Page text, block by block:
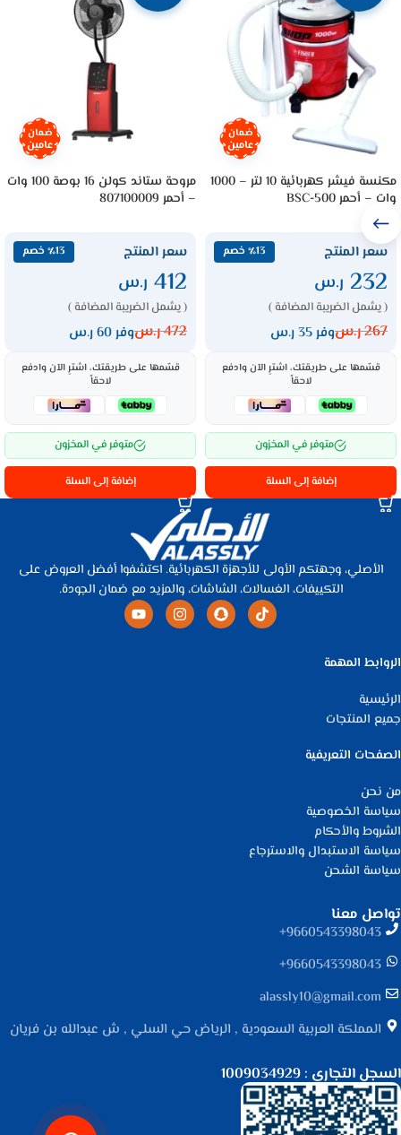
ضمان
عامين
مكنسة فيشر كهربائية 10 لتر – 1000
وات – أحمر BSC-500
سعر المنتج ٪13 خصم
232 ر.س
( يشمل الضريبة المضافة )
267ر.سوفر 35 ر.س
قسّمها على طريقتك، اشترِ الآن وادفع
لاحقاً
متوفر في المخزون
إضافة إلى السلة
ضمان
عامين
مروحة ستاند كولن 16 بوصة 100 وات
– أحمر 807100009
سعر المنتج ٪13 خصم
412 ر.س
( يشمل الضريبة المضافة )
472ر.سوفر 60 ر.س
قسّمها على طريقتك، اشترِ الآن وادفع
لاحقاً
متوفر في المخزون
إضافة إلى السلة
الأصلي، وجهتكم الأولى للأجهزة الكهربائية. اكتشفوا أفضل العروض على
التكييفات، الغسالات، الشاشات، والمزيد مع ضمان الجودة.
الروابط المهمة
الرئيسية
جميع المنتجات
الصفحات التعريفية
من نحن
سياسة الخصوصية
الشروط والأحكام
سياسة الاستبدال والاسترجاع
سياسة الشحن
تواصل معنا
9660543398043⁩+
9660543398043⁩+
alassly10@gmail.com
المملكة العربية السعودية , الرياض حي السلي , ش عبدالله بن فريان
السجل التجاري : 1009034929